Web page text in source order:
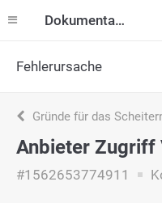
Dokumentation
Fehlerursache
Gründe für das
Anbieter Zugriff
#1562653774911